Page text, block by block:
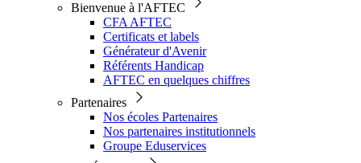
Bienvenue à l'AFTEC
CFA AFTEC
Certificats et labels
Générateur d'Avenir
Référents Handicap
AFTEC en quelques chiffres
Partenaires
Nos écoles Partenaires
Nos partenaires institutionnels
Groupe Eduservices